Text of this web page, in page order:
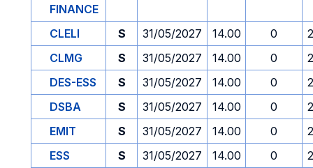
FINANCE
CLELI S 31/05/2027 14.00 0
CLMG
S 31/05/2027 14.00 0
DES-ESS
S 31/05/2027 14.00 0
DSBA
S 31/05/2027 14.00 0
EMIT
S 31/05/2027 14.00 0
ESS
S 31/05/2027 14.00 0